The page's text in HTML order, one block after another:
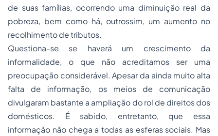
de suas famílias, ocorrendo uma diminuição real da
pobreza, bem como há, outrossim, um aumento no
recolhimento de tributos.
Questiona-se se haverá um crescimento da
informalidade, o que não acreditamos ser uma
preocupação considerável. Apesar da ainda muito alta
falta de informação, os meios de comunicação
divulgaram bastante a ampliação do rol de direitos dos
domésticos. É sabido, entretanto, que essa
informação não chega a todas as esferas sociais. Mas